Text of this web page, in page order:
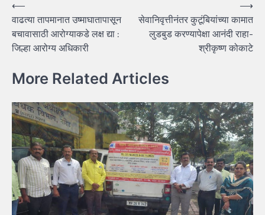
Post
navigation
⟵
वाढत्या तापमानात उष्माघातापासून
बचावासाठी आरोग्याकडे लक्ष द्या :
जिल्हा आरोग्य अधिकारी
सेवानिवृत्तीनंतर कुटूंबियांच्या कामात
लुडबुड करण्यापेक्षा आनंदी राहा-
श्रीकृष्ण कोकाटे
⟶
More Related Articles